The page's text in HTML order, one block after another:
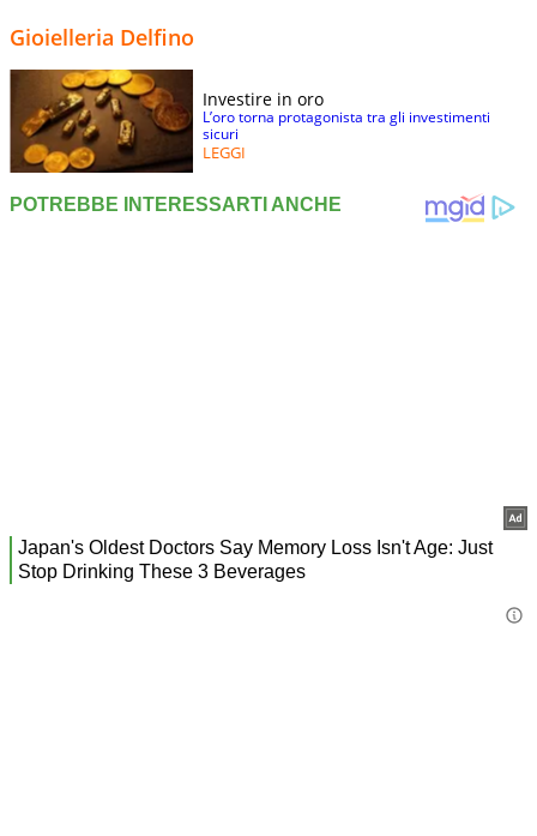
Gioielleria Delfino
Investire in oro
L’oro torna protagonista tra gli investimenti
sicuri
LEGGI